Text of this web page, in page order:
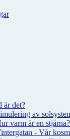
är det?
av
varm är en stjärna?
- Vår